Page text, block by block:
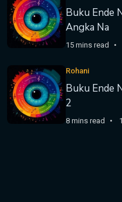
Buku Ende
Angka Na
15 mins read
Rohani
Buku Ende
2
8 mins read